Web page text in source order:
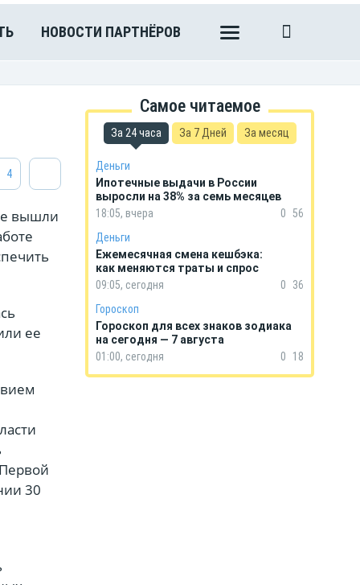
НОВОСТИ ПАРТНЁРОВ
4
вышли
ее
30
Самое читаемое
За 24 часа За 7 Дней За месяц
Деньги
Ипотечные выдачи в России
выросли на 38% за семь месяцев
18:05, вчера
0 56
Деньги
Ежемесячная смена кешбэка:
как меняются траты и спрос
09:05, сегодня
0
36
Гороскоп
Гороскоп для всех знаков зодиака
на сегодня — 7 августа
01:00, сегодня
0 18